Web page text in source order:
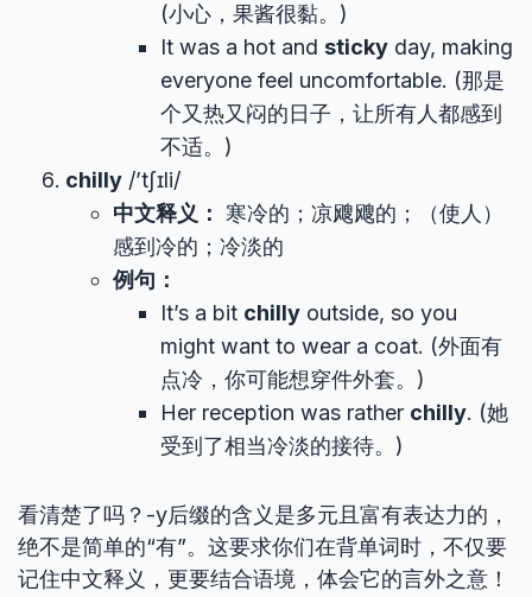
(小心，果酱很黏。)
It was a hot and sticky day, making
everyone feel uncomfortable. (那是
个又热又闷的日子，让所有人都感到
不适。)
chilly /’tʃɪli/
中文释义：
寒冷的；凉飕飕的；（使人）
感到冷的；冷淡的
例句：
It’s a bit chilly outside, so you
might want to wear a coat. (外面有
点冷，你可能想穿件外套。)
Her reception was rather chilly. (她
受到了相当冷淡的接待。)
看清楚了吗？-y后缀的含义是多元且富有表达力的，
绝不是简单的“有”。这要求你们在背单词时，不仅要
记住中文释义，更要结合语境，体会它的言外之意！